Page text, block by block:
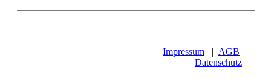
Impressum | AGB
| Datenschutz